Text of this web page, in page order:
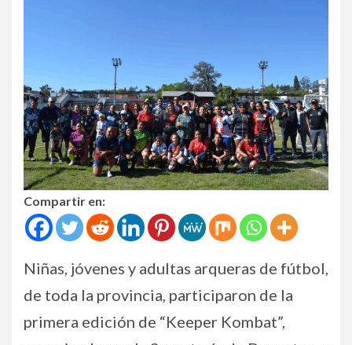
Compartir en:
Niñas, jóvenes y adultas arqueras de fútbol,
de toda la provincia, participaron de la
primera edición de “Keeper Kombat”,